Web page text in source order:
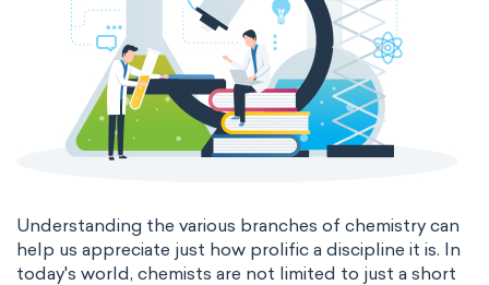
heat capacity Helmholtz energy
internal energy mass volume
chemical properties ability to corrode
chemical stability combustibility
Understanding the various branches of chemistry can
help us appreciate just how prolific a discipline it is. In
today's world, chemists are not limited to just a short